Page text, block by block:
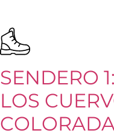
SENDERO
LOS